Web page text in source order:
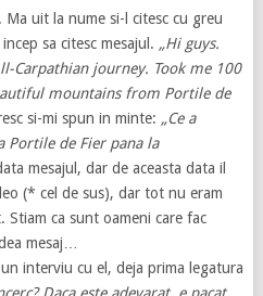
Ma uit la nume si-l citesc cu greu
sa citesc mesajul. „Hi guys.
Carpathian journey. Took me 100
mountains from Portile de
si-mi spun in minte: „Ce a
Portile de Fier pana la
mesajul, dar de aceasta data il
(* cel de sus), dar tot nu eram
Stiam ca sunt oameni care fac
mesaj…
interviu cu el, deja prima legatura